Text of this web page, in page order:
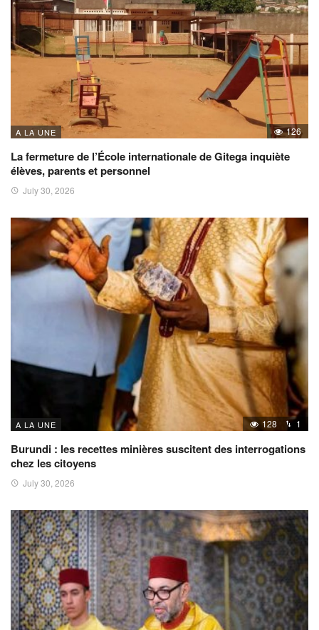
A LA UNE 126
La fermeture de l’École internationale de Gitega inquiète
élèves, parents et personnel
July 30, 2026
A LA UNE 128 1
Burundi : les recettes minières suscitent des interrogations
chez les citoyens
July 30, 2026